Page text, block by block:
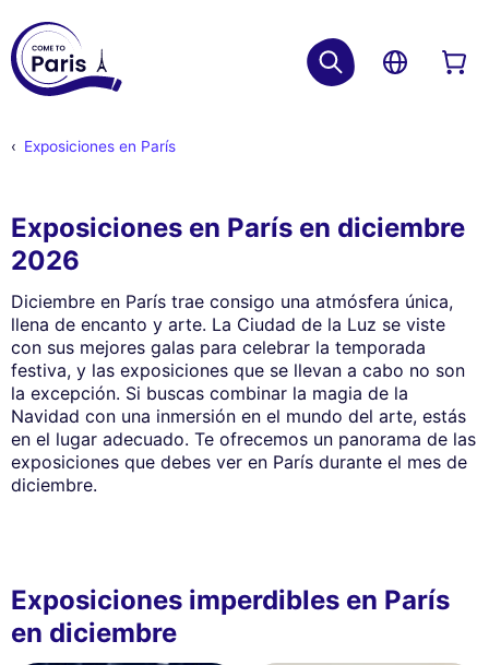
Exposiciones en París
Exposiciones en París en diciembre
2026
Diciembre en París trae consigo una atmósfera única,
llena de encanto y arte. La Ciudad de la Luz se viste
con sus mejores galas para celebrar la temporada
festiva, y las exposiciones que se llevan a cabo no son
la excepción. Si buscas combinar la magia de la
Navidad con una inmersión en el mundo del arte, estás
en el lugar adecuado. Te ofrecemos un panorama de las
exposiciones que debes ver en París durante el mes de
diciembre.
Exposiciones imperdibles en París
en diciembre